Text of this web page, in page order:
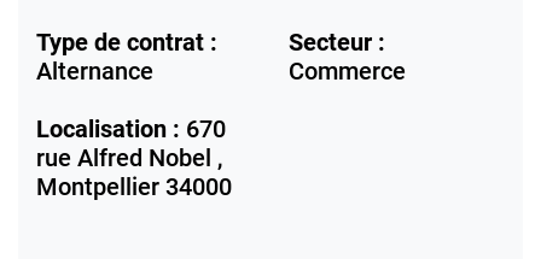
Type de contrat :
Alternance
Secteur :
Commerce
Localisation : 670
rue Alfred Nobel ,
Montpellier 34000